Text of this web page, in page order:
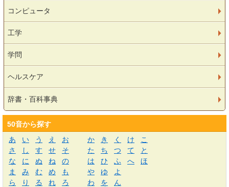
コンピュータ
工学
学問
ヘルスケア
辞書・百科事典
50音から探す
あ
い う え お か き く け
こ
さ
し す せ そ た ち つ て
と
な
に ぬ ね の は ひ ふ へ
ほ
ま
み む め も や ゆ
よ
ら
り る れ ろ わ を
ん